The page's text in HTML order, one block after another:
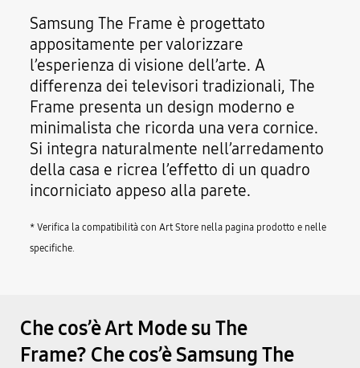
Samsung The Frame è progettato
appositamente per valorizzare
l’esperienza di visione dell’arte. A
differenza dei televisori tradizionali, The
Frame presenta un design moderno e
minimalista che ricorda una vera cornice.
Si integra naturalmente nell’arredamento
della casa e ricrea l’effetto di un quadro
incorniciato appeso alla parete.
* Verifica la compatibilità con Art Store nella pagina prodotto e nelle
specifiche.
Che cos’è Art Mode su The
Frame? Che cos’è Samsung The